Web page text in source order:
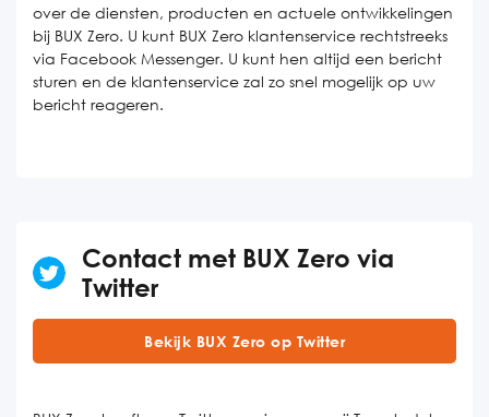
over de diensten, producten en actuele ontwikkelingen
bij BUX Zero. U kunt BUX Zero klantenservice rechtstreeks
via Facebook Messenger. U kunt hen altijd een bericht
sturen en de klantenservice zal zo snel mogelijk op uw
bericht reageren.
Contact met BUX Zero via
Twitter
Bekijk BUX Zero op Twitter